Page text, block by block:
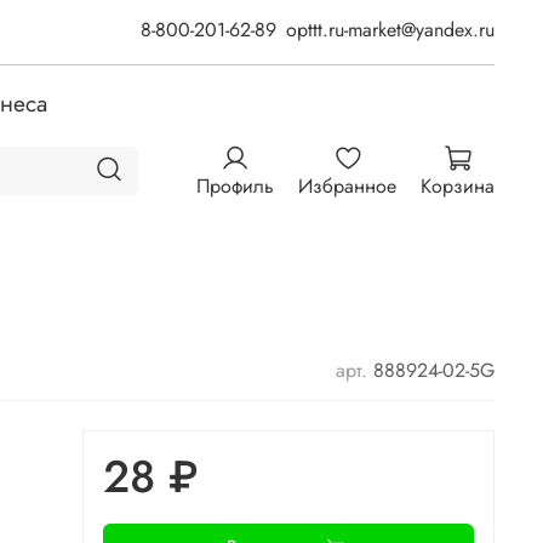
8-800-201-62-89 opttt.ru-market@yandex.ru
Профиль Избранное Корзина
арт. 888924-02-5G
28 ₽